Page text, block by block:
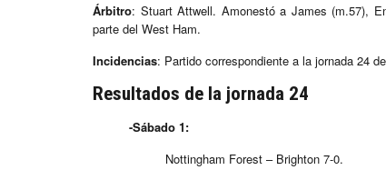
Árbitro: Stuart Attwell. Amonestó a James (m.57),
parte del West Ham.
Incidencias: Partido correspondiente a la jornada 24
Resultados de la jornada 24
-Sábado 1:
Nottingham Forest – Brighton 7-0.